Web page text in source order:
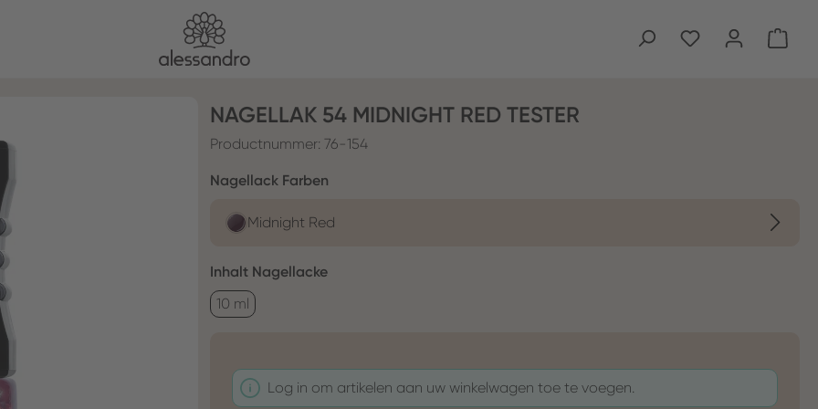
NAGELLAK 54 MIDNIGHT RED TESTER
Productnummer: 76-154
Selecteer
Nagellack Farben
Midnight Red
Selecteer
Inhalt Nagellacke
10 ml
Log in om artikelen aan uw winkelwagen toe te voegen.